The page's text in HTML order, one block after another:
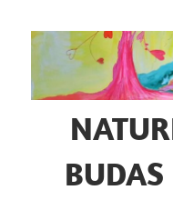
Inhalt
springen